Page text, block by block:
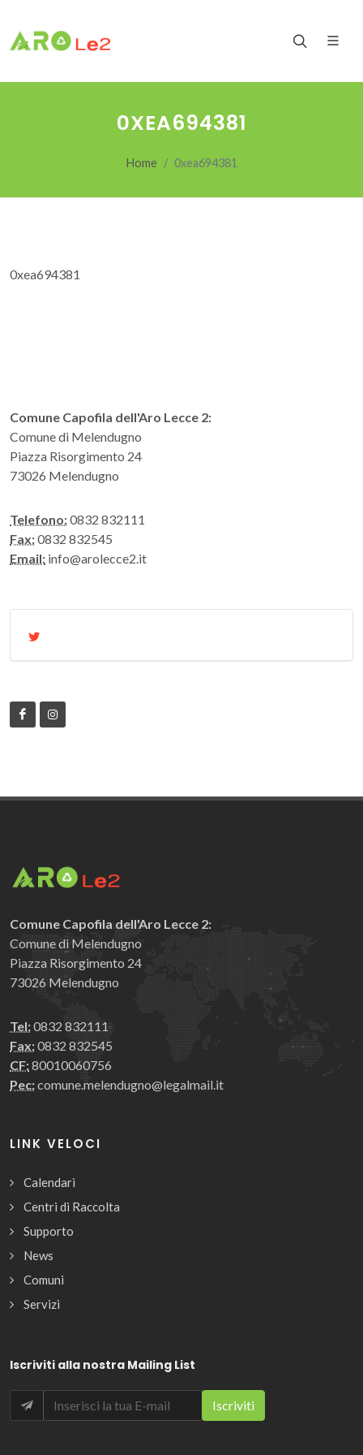
0XEA694381
Home 0xea694381
0xea694381
Comune Capofila dell'Aro Lecce 2:
Comune di Melendugno
Piazza Risorgimento 24
73026 Melendugno
Telefono:0832 832111
Fax:0832 832545
Email: info@arolecce2.it
Comune Capofila dell'Aro Lecce 2:
Comune di Melendugno
Piazza Risorgimento 24
73026 Melendugno
Tel:0832 832111
Fax:0832 832545
CF:80010060756
Pec:comune.melendugno@legalmail.it
LINK VELOCI
Calendari
Centri di Raccolta
Supporto
News
Comuni
Servizi
Iscriviti alla nostra Mailing List